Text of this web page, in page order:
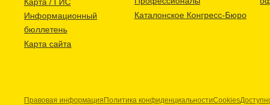
Информационный
бюллетень
Карта сайта
Каталонское Конгресс-Бюро
Правовая информация Политика конфиденциальностиCookies